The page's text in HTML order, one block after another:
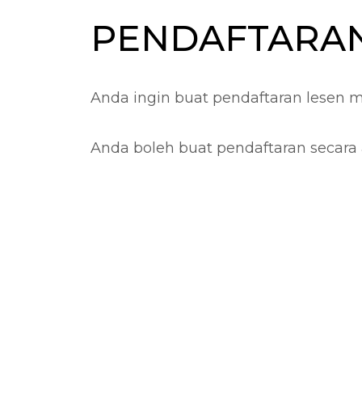
Anda ingin buat pendaftaran lesen
Anda boleh buat pendaftaran secara